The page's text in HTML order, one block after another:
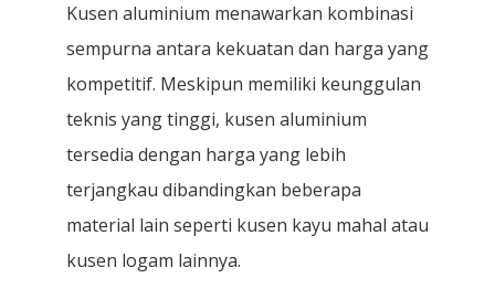
Kusen aluminium menawarkan kombinasi
sempurna antara kekuatan dan harga yang
kompetitif. Meskipun memiliki keunggulan
teknis yang tinggi, kusen aluminium
tersedia dengan harga yang lebih
terjangkau dibandingkan beberapa
material lain seperti kusen kayu mahal atau
kusen logam lainnya.